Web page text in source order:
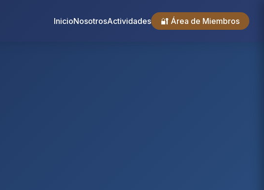
InicioNosotrosActividades 🔐 Área de Miembros